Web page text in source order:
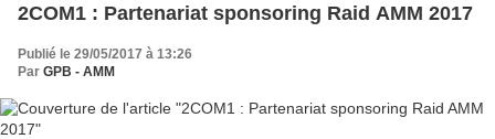
2COM1 : Partenariat sponsoring Raid AMM 2017
Publié le 29/05/2017 à 13:26
Par GPB - AMM